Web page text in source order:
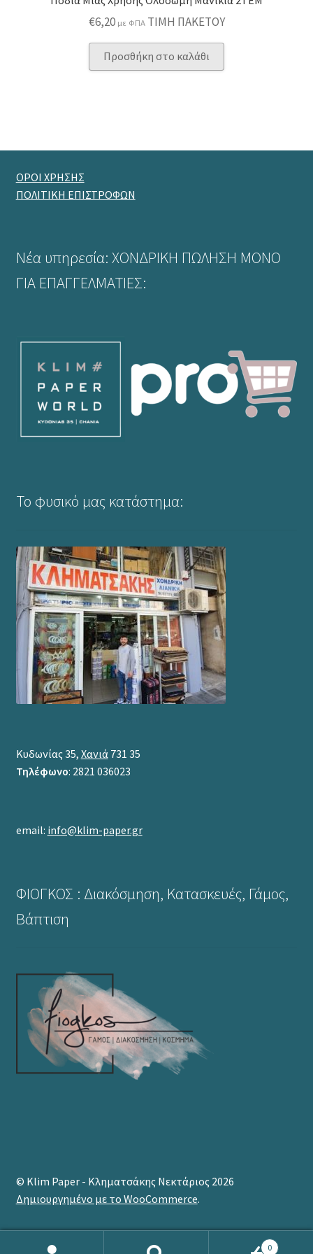
€6,20 με ΦΠΑ ΤΙΜΗ ΠΑΚΕΤΟΥ
Προσθήκη στο καλάθι
ΟΡΟΙ ΧΡΗΣΗΣ
ΠΟΛΙΤΙΚΗ ΕΠΙΣΤΡΟΦΩΝ
Νέα υπηρεσία: ΧΟΝΔΡΙΚΗ ΠΩΛΗΣΗ ΜΟΝΟ
ΓΙΑ ΕΠΑΓΓΕΛΜΑΤΙΕΣ:
Το φυσικό μας κατάστημα:
Κυδωνίας 35, Χανιά731 35
Τηλέφωνο: 2821 036023
email: info@klim-paper.gr
ΦΙΟΓΚΟΣ : Διακόσμηση, Κατασκευές, Γάμος,
Βάπτιση
© Klim Paper - Κληματσάκης Νεκτάριος 2026
Δημιουργημένο με το WooCommerce.
0